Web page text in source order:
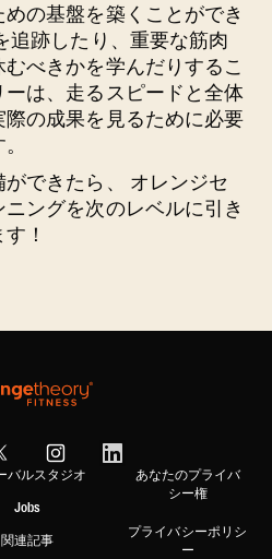
の基盤を築くことができ
追跡したり、重要な筋肉
べきかを学んだりするこ
ーは、走るスピードと全体
の成果を見るために必要
できたら、 オレンジセ
ングを次のレベルに引き
！
バルスタジオ
Jobs
関連記事
あなたのプライバ
シー権
プライバシーポリシ
ー